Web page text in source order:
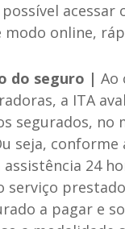
acessar
online,
do seguro | Ao
a ITA
segurados, no
seja, conforme
assistência 24
serviço
a pagar e